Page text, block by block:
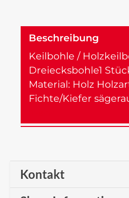
Beschreibung
Keilbohle /
Dreiecksbohle1
Material: Holz
Fichte/Kiefer
Kontakt